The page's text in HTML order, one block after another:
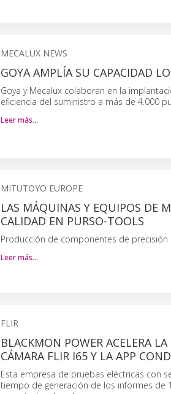
MECALUX NEWS
GOYA AMPLÍA SU CAPACIDAD
Goya y Mecalux colaboran en la
eficiencia del suministro a más de 4.000
Leer más…
MITUTOYO EUROPE
LAS MÁQUINAS Y EQUIPOS DE
CALIDAD EN PURSO-TOOLS
Producción de componentes de
Leer más…
FLIR
BLACKMON POWER ACELERA
CÁMARA FLIR I65 Y LA APP
Esta empresa de pruebas eléctricas con
tiempo de generación de los informes de